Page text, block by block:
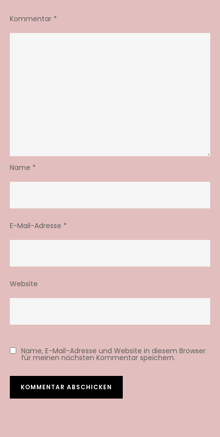
Kommentar *
Name *
E-Mail-Adresse *
Website
Name, E-Mail-Adresse und Website in diesem Browser
für meinen nächsten Kommentar speichern.